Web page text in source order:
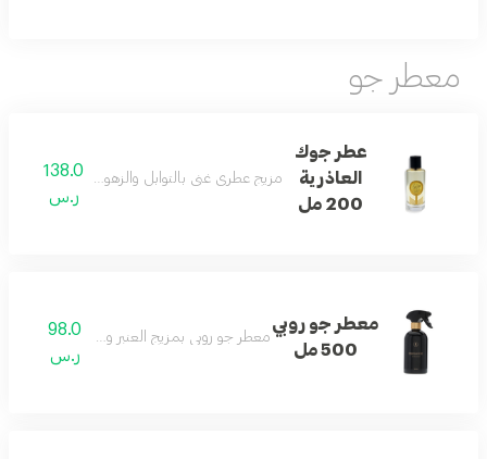
معطر جو
عطر جوك
العاذرية
200 مل
مزيج عطري غني بالتوابل والزهور والأخشاب
138.0
ر.س
معطر جو روبي
500 مل
معطر جو روبي بمزيج العنبر وزهرة البرتقال
98.0
ر.س